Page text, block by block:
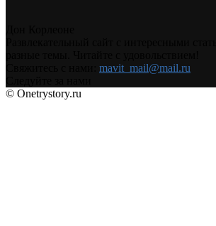
mavit_mail@mail.ru
© Onetrystory.ru